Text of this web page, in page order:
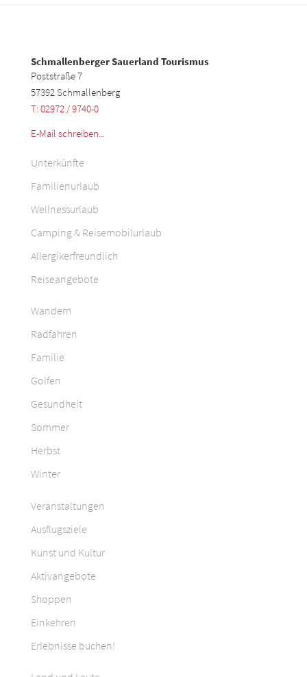
Schmallenberger Sauerland Tourismus
Poststraße 7
57392 Schmallenberg
T: 02972 / 9740-0
E-Mail schreiben...
Unterkünfte
Familienurlaub
Wellnessurlaub
Camping & Reisemobilurlaub
Allergikerfreundlich
Reiseangebote
Wandern
Radfahren
Familie
Golfen
Gesundheit
Sommer
Herbst
Winter
Veranstaltungen
Ausflugsziele
Kunst und Kultur
Aktivangebote
Shoppen
Einkehren
Erlebnisse buchen!